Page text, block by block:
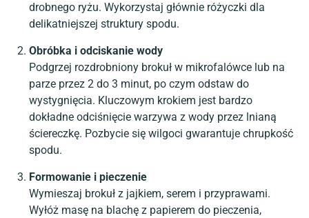
drobnego ryżu. Wykorzystaj głównie różyczki dla
delikatniejszej struktury spodu.
Obróbka i odciskanie wody
Podgrzej rozdrobniony brokuł w mikrofalówce lub na
parze przez 2 do 3 minut, po czym odstaw do
wystygnięcia. Kluczowym krokiem jest bardzo
dokładne odciśnięcie warzywa z wody przez lnianą
ściereczkę. Pozbycie się wilgoci gwarantuje chrupkość
spodu.
Formowanie i pieczenie
Wymieszaj brokuł z jajkiem, serem i przyprawami.
Wyłóż masę na blachę z papierem do pieczenia,